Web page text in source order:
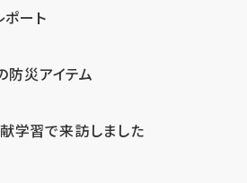
ポート
防災アイテム
学習で来訪しました